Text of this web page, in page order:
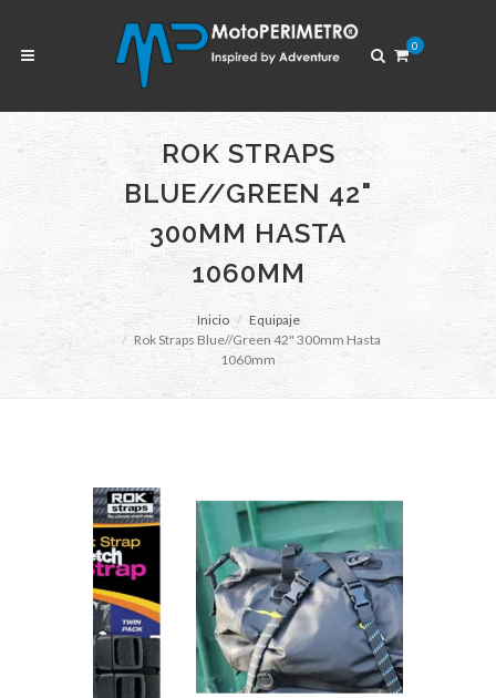
0
ROK STRAPS
BLUE//GREEN 42"
300MM HASTA
1060MM
Inicio
Equipaje
Rok Straps Blue//Green 42" 300mm Hasta
1060mm